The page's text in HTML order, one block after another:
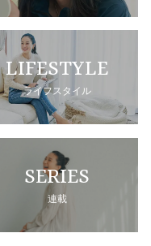
LIFESTYLE
ライフスタイル
SERIES
連載